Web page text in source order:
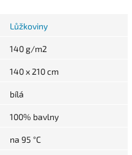
Lůžkoviny
140 g/m2
140 x 210 cm
bílá
100% bavlny
na 95 °C